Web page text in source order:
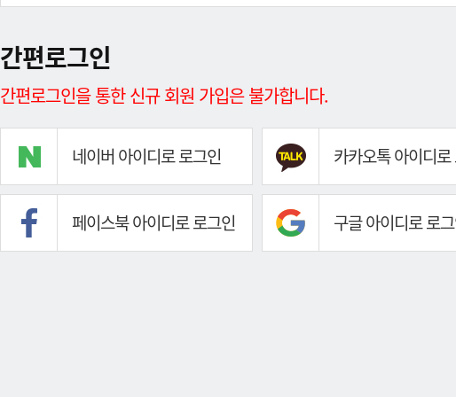
간편로그인
간편로그인을 통한 신규 회원 가입은 불가합니다.
네이버 아이디로 로그인 카카오톡 아이디로
페이스북 아이디로 로그인 구글 아이디로 로